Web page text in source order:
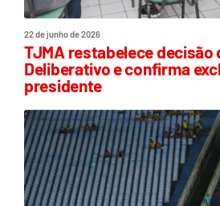
22 de junho de 2026
TJMA restabelece decisão
Deliberativo e confirma
presidente